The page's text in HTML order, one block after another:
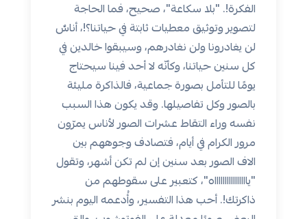
الفكرة!. "بلا سكاعة"، صحيح، فما الحاجة
لتصوير وتوثيق معطيات ثابتة في حياتنا؟!، أناسٌ
لن يغادرونا ولن نغادرهم، وسيبقوا خالدين في
كل سنين حياتنا، وكأنّه لا أحد فينا سيحتاج
يومًا للتأمل بصورة جماعية، فالذاكرة مليئة
بالصور وكل تفاصيلها. وقد يكون هذا السبب
نفسه وراء التقاط عشرات الصور لأناس يمرّون
مرور الكرام في أيام، فتصادف وجوههم بين
الاف الصور بعد سنين إن لم تكن أشهر، وتقول
"يااااااااااااااااه"، كتعبير على سقوطهم من
ذاكرتك!. أحب هذا التفسير، وأُدعمه اليوم بنشر